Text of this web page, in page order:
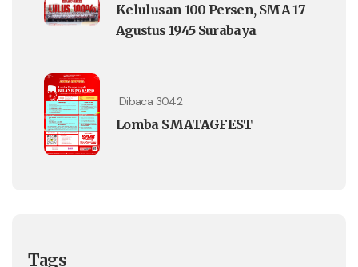
Kelulusan 100 Persen, SMA 17
Agustus 1945 Surabaya
Dibaca 3042
Lomba SMATAGFEST
Tags